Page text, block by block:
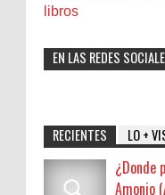
libros
EN LAS REDES
RECIENTES LO +
¿Donde
Amonio